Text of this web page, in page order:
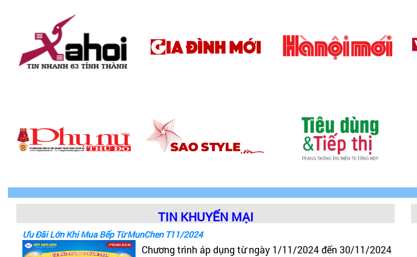
TIN KHUYẾN MẠI
Ưu Đãi Lớn Khi Mua Bếp Từ MunChen T11/2024
Chương trình áp dụng từ ngày 1/11/2024 đến 30/11/2024